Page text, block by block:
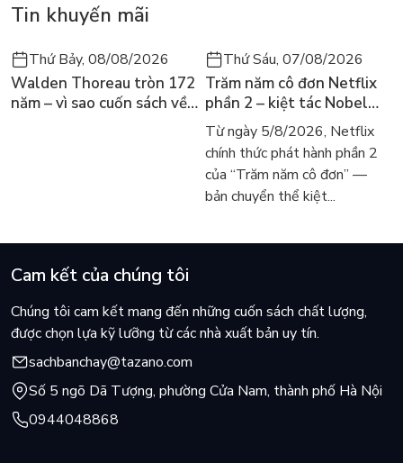
Tin khuyến mãi
Thứ Bảy, 08/08/2026
Walden Thoreau tròn 172
năm – vì sao cuốn sách về
Thứ Sáu, 07/08/2026
Trăm năm cô đơn Netflix
phần 2 – kiệt tác Nobel
trở lại màn ảnh, dòng
người tìm đọc lại García
Márquez
Từ ngày 5/8/2026, Netflix
chính thức phát hành phần 2
của “Trăm năm cô đơn” —
bản chuyển thể kiệt...
Cam kết của chúng tôi
Chúng tôi cam kết mang đến những cuốn sách chất lượng,
được chọn lựa kỹ lưỡng từ các nhà xuất bản uy tín.
sachbanchay@tazano.com
Số 5 ngõ Dã Tượng, phường Cửa Nam, thành phố Hà Nội
0944048868